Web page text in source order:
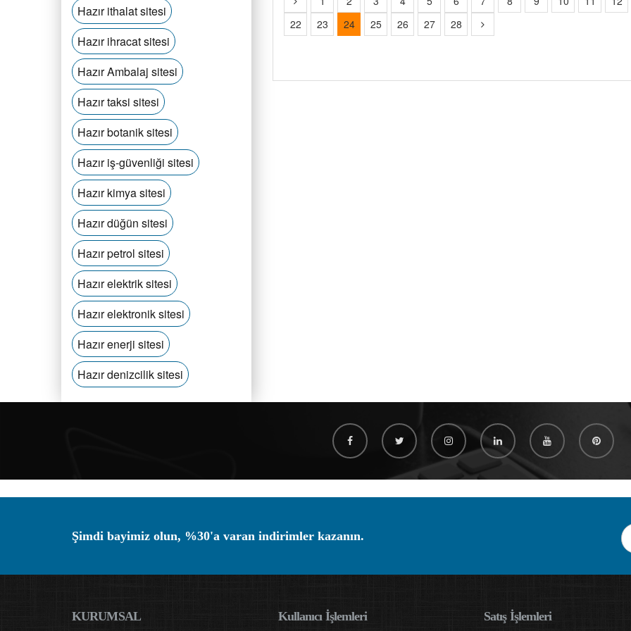
Hazır ithalat sitesi
Hazır ihracat sitesi
Hazır Ambalaj sitesi
Hazır taksi sitesi
Hazır botanik sitesi
Hazır iş-güvenliği sitesi
Hazır kimya sitesi
Hazır düğün sitesi
Hazır petrol sitesi
Hazır elektrik sitesi
Hazır elektronik sitesi
Hazır enerji sitesi
Hazır denizcilik sitesi
22
23 24 25 26 27 28
Şimdi bayimiz olun, %30'a varan indirimler kazanın.
KURUMSAL Kullanıcı İşlemleri Satış İşlemleri